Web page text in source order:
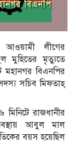
আওয়ামী লীগের
মুহিতের মৃত্যুতে
বিএনপির
সচিব মিফতাহ্
রাজধানীর
আবুল মাল
বয়স হয়েছিল